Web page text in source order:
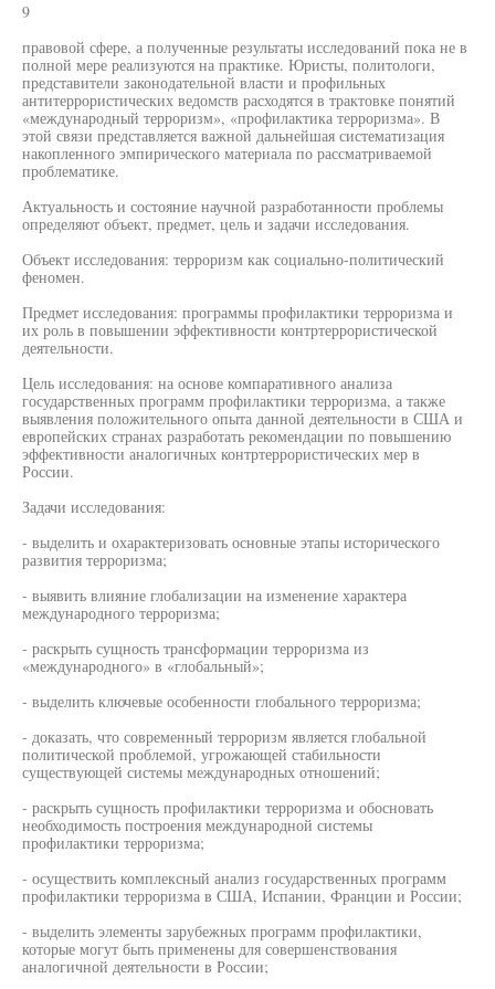
9
правовой сфере, а полученные результаты исследований пока не в
полной мере реализуются на практике. Юристы, политологи,
представители законодательной власти и профильных
антитеррористических ведомств расходятся в трактовке понятий
«международный терроризм», «профилактика терроризма». В
этой связи представляется важной дальнейшая систематизация
накопленного эмпирического материала по рассматриваемой
проблематике.
Актуальность и состояние научной разработанности проблемы
определяют объект, предмет, цель и задачи исследования.
Объект исследования: терроризм как социально-политический
феномен.
Предмет исследования: программы профилактики терроризма и
их роль в повышении эффективности контртеррористической
деятельности.
Цель исследования: на основе компаративного анализа
государственных программ профилактики терроризма, а также
выявления положительного опыта данной деятельности в США и
европейских странах разработать рекомендации по повышению
эффективности аналогичных контртеррористических мер в
России.
Задачи исследования:
- выделить и охарактеризовать основные этапы исторического
развития терроризма;
- выявить влияние глобализации на изменение характера
международного терроризма;
- раскрыть сущность трансформации терроризма из
«международного» в «глобальный»;
- выделить ключевые особенности глобального терроризма;
- доказать, что современный терроризм является глобальной
политической проблемой, угрожающей стабильности
существующей системы международных отношений;
- раскрыть сущность профилактики терроризма и обосновать
необходимость построения международной системы
профилактики терроризма;
- осуществить комплексный анализ государственных программ
профилактики терроризма в США, Испании, Франции и России;
- выделить элементы зарубежных программ профилактики,
которые могут быть применены для совершенствования
аналогичной деятельности в России;